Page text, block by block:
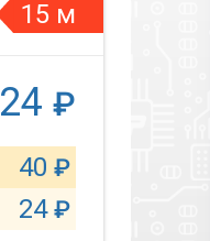
15 м
24 ₽
40 ₽
24 ₽